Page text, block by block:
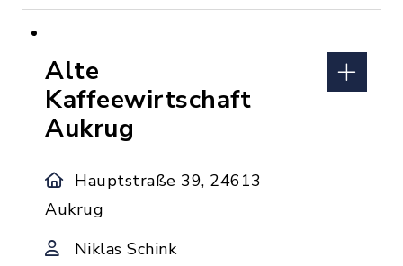
Alte
Kaffeewirtschaft
Aukrug
Hauptstraße 39, 24613
Aukrug
Niklas Schink